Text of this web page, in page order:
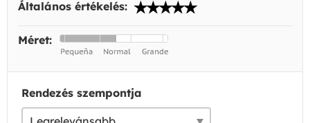
Általános értékelés:
Méret:
Rendezés szempontja